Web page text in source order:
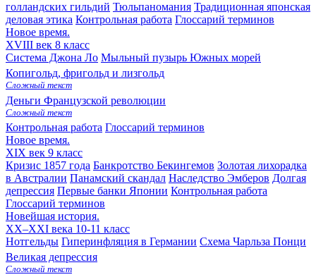
голландских гильдий Тюльпаномания Традиционная японская
деловая этика Контрольная работа Глоссарий терминов
Новое время.
XVIII век 8 класс
Система Джона Ло Мыльный пузырь Южных морей
Копигольд, фригольд и лизгольд
Сложный текст
Деньги Французской революции
Сложный текст
Контрольная работа Глоссарий терминов
Новое время.
XIX век 9 класс
Кризис 1857 года Банкротство Бекингемов Золотая лихорадка
в Австралии Панамский скандал Наследство Эмберов Долгая
депрессия Первые банки Японии Контрольная работа
Глоссарий терминов
Новейшая история.
XX–XXI века 10-11 класс
Нотгельды Гиперинфляция в Германии Схема Чарльза Понци
Великая депрессия
Сложный текст